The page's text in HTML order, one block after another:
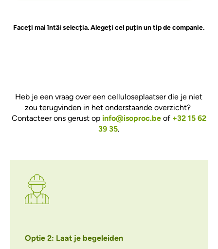
Faceți mai întâi selecția. Alegeți cel puțin un tip de companie.
Heb je een vraag over een celluloseplaatser die je niet
zou terugvinden in het onderstaande overzicht?
Contacteer ons gerust op info@isoproc.beof +32 15 62
39 35.
Optie 2: Laat je begeleiden